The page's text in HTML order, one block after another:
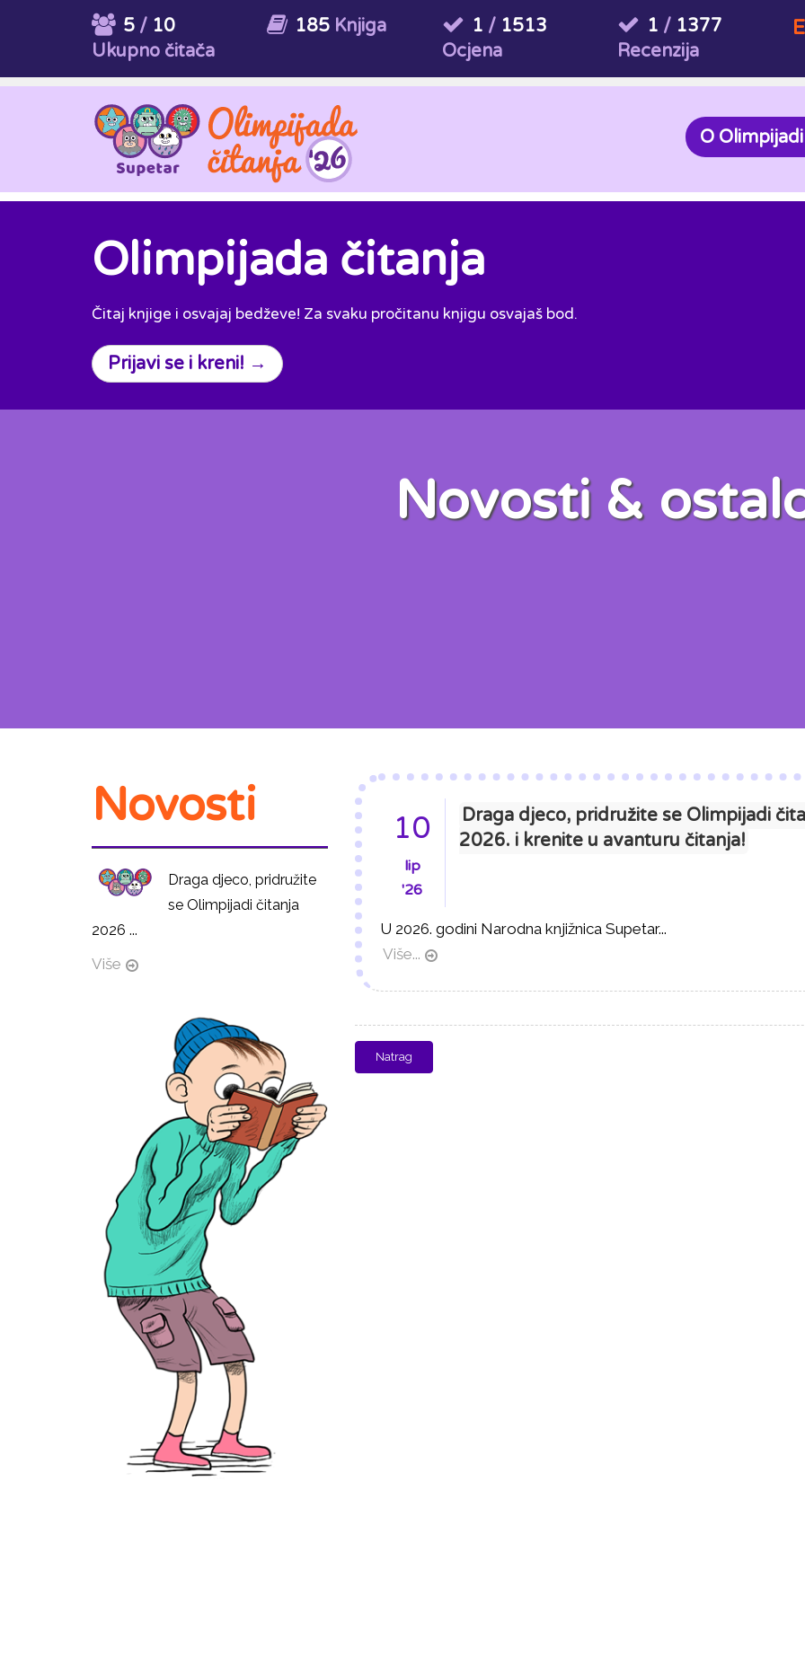
5/ 10
Ukupno čitača
185Knjiga 1 / 1513
Ocjena
1 / 1377
Recenzija
O Olimpijadi
Olimpijada čitanja
Čitaj knjige i osvajaj bedževe! Za svaku pročitanu knjigu osvajaš bod.
Prijavi se i kreni! →
Novosti &
Novosti
Draga djeco, pridružite
se Olimpijadi čitanja
2026 ...
Više
10
lip
'26
Draga djeco, pridružite se Olimpijadi
2026. i krenite u avanturu čitanja!
U 2026. godini Narodna knjižnica Supetar...
Više...
Natrag